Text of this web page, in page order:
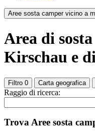
Aree sosta camper vicino a
Area di
Kirschau e
Filtro 0 Carta geografica
Raggio di ricerca:
Trova Aree sosta